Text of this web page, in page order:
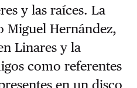
y las raíces. La
Miguel Hernández,
Linares y la
como referentes
en un disco